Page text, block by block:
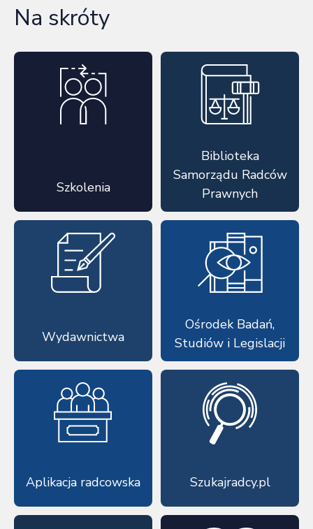
Na skróty
Szkolenia
Biblioteka
Samorządu Radców
Prawnych
Wydawnictwa
Ośrodek Badań,
Studiów i Legislacji
Aplikacja radcowska Szukajradcy.pl